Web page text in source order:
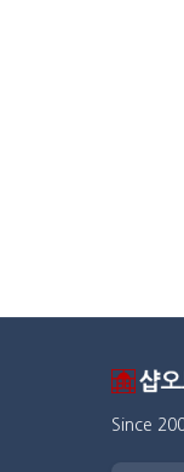
Since